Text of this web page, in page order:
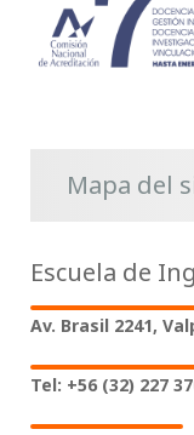
Mapa del
Escuela de
Av. Brasil 2241,
Tel: +56 (32) 227